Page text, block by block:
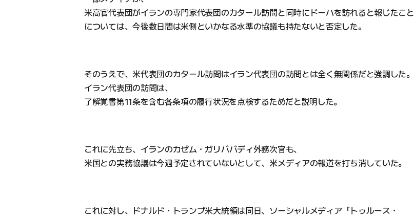
米高官代表団がイランの専門家代表団のカタール訪問と同時にドーハを訪れると報じたこと
については、今後数日間は米側といかなる水準の協議も持たないと否定した。
そのうえで、米代表団のカタール訪問はイラン代表団の訪問とは全く無関係だと強調した。
イラン代表団の訪問は、
了解覚書第11条を含む各条項の履行状況を点検するためだと説明した。
これに先立ち、イランのカゼム・ガリババディ外務次官も、
米国との実務協議は今週予定されていないとして、米メディアの報道を打ち消していた。
これに対し、ドナルド・トランプ米大統領は同日、ソーシャルメディア「トゥルース・